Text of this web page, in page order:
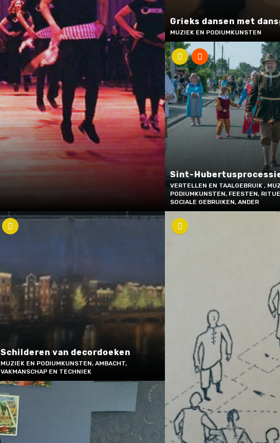
Grieks dansen met
MUZIEK EN PODIUMKUNSTEN
Sint-
VERTELLEN EN TAALGEBRUIK ,
PODIUMKUNSTEN, FEESTEN,
SOCIALE GEBRUIKEN, ANDER
Schilderen van decordoeken
MUZIEK EN PODIUMKUNSTEN, AMBACHT,
VAKMANSCHAP EN TECHNIEK